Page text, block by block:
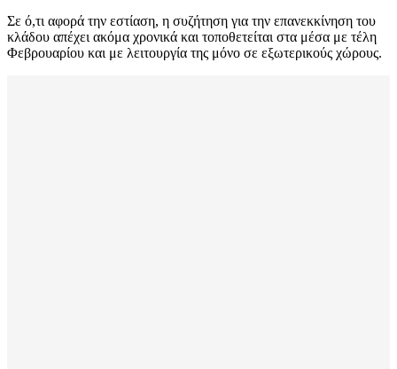
Σε ό,τι αφορά την εστίαση, η συζήτηση για την επανεκκίνηση του
κλάδου απέχει ακόμα χρονικά και τοποθετείται στα μέσα με τέλη
Φεβρουαρίου και με λειτουργία της μόνο σε εξωτερικούς χώρους.